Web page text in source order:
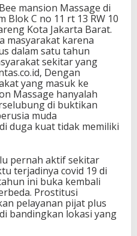
mansion Massage di
Blok C no 11 rt 13 RW 10
Kota Jakarta Barat.
masyarakat karena
dalam satu tahun
sekitar yang
Dengan
yang masuk ke
Massage hanyalah
di buktikan
muda
duga kuat tidak memiliki
pernah aktif sekitar
terjadinya covid 19 di
ini buka kembali
Prostitusi
pelayanan pijat plus
bandingkan lokasi yang